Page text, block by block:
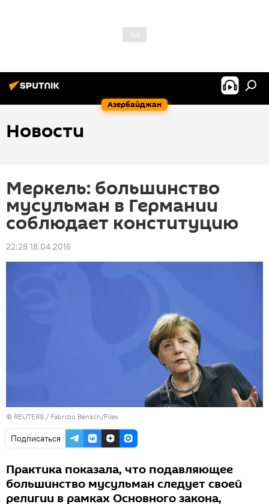
Азербайджан
Новости
Меркель: большинство
мусульман в Германии
соблюдает конституцию
22:28 18.04.2016
© REUTERS / Fabrizio Bensch/Files
Подписаться
Практика показала, что подавляющее
большинство мусульман следует своей
религии в рамках Основного закона,